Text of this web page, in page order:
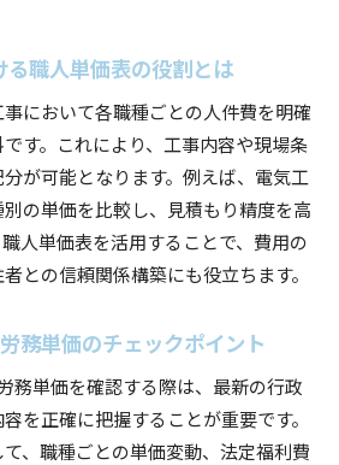
使いこなす積算の方法
積算における神奈川県単価表の見
単価表を比較した積算ノウハウ
労務単価の積算活用事例を紹介
定後の設備工事積算ポイント
の積算精度を高める手順
費用把握に役立つ職人単価表の活用
務単価と職人単価表の違いを解説
職人単価表の役割とは
において各職種ごとの人件費を明確
す。これにより、工事内容や現場条
が可能となります。例えば、電気工
の単価を比較し、見積もり精度を高
人単価表を活用することで、費用の
との信頼関係構築にも役立ちます。
務単価のチェックポイント
務単価を確認する際は、最新の行政
を正確に把握することが重要です。
、職種ごとの単価変動、法定福利費